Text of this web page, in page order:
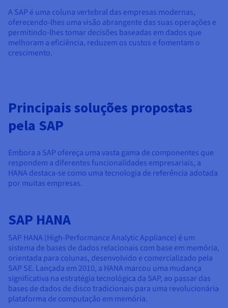
A SAP é uma coluna vertebral das empresas modernas,
oferecendo-lhes uma visão abrangente das suas operações e
permitindo-lhes tomar decisões baseadas em dados que
melhoram a eficiência, reduzem os custos e fomentam o
crescimento.
Principais soluções propostas
pela SAP
Embora a SAP ofereça uma vasta gama de componentes que
respondem a diferentes funcionalidades empresariais, a
HANA destaca-se como uma tecnologia de referência adotada
por muitas empresas.
SAP HANA
SAP HANA (High-Performance Analytic Appliance) é um
sistema de bases de dados relacionais com base em memória,
orientada para colunas, desenvolvido e comercializado pela
SAP SE. Lançada em 2010, a HANA marcou uma mudança
significativa na estratégia tecnológica da SAP, ao passar das
bases de dados de disco tradicionais para uma revolucionária
plataforma de computação em memória.